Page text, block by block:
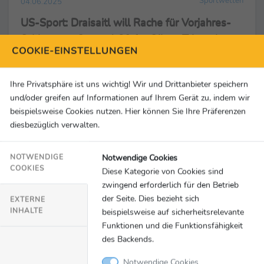
US-Sport: Draisaitl will Rache für Vorjahres-
Schlappe – Quote 1,80 für Oilers-Triumph –
Wer krönt sich erstmals zum NBA-Champion?
Brisante Duelle und kurze Nächte warten in den kommenden
Tagen auf alle US-Sport-Fans. Sowohl in der NHL als auch
in der NBA starten in dieser Woche die Finalserien – beide
mit deutscher Beteiligung. Sportwettenanbieter bwin
Körben hingegen eine klare Angelegenheit. In der besten
Eishockeyliga der Welt kommt es zur Neuauflage der
Finalserie aus dem vergangenen Jahr. Leon Draisaitl
empfängt mit seinen Edmonton Oilers zum Auftakt der ...
bwin
COOKIE-EINSTELLUNGEN
Ihre Privatsphäre ist uns wichtig! Wir und Drittanbieter speichern
und/oder greifen auf Informationen auf Ihrem Gerät zu, indem wir
beispielsweise Cookies nutzen. Hier können Sie Ihre Präferenzen
diesbezüglich verwalten.
NOTWENDIGE
COOKIES
EXTERNE
INHALTE
Notwendige Cookies
Diese Kategorie von Cookies sind
zwingend erforderlich für den Betrieb
der Seite. Dies bezieht sich
beispielsweise auf sicherheitsrelevante
Funktionen und die Funktionsfähigkeit
des Backends.
Notwendige Cookies